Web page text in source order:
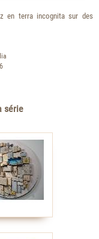
en terra incognita sur des
série